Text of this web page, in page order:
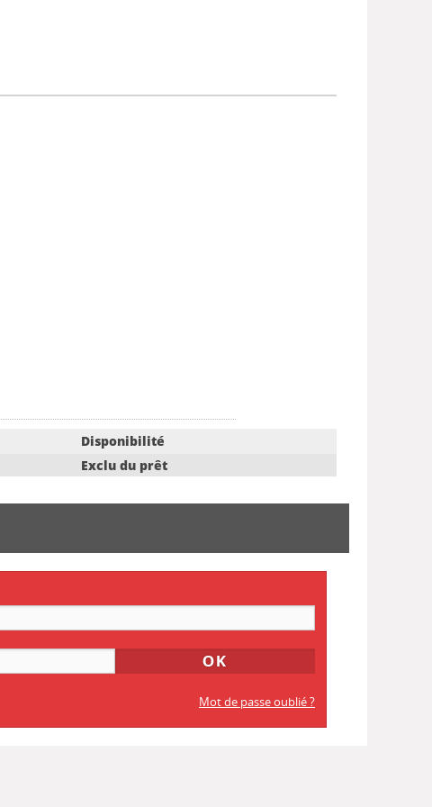
Disponibilité
Exclu du prêt
Mot de passe oublié ?